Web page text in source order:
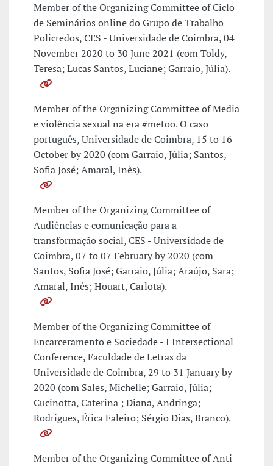
Member of the Organizing Committee of Ciclo
de Seminários online do Grupo de Trabalho
Policredos, CES - Universidade de Coimbra, 04
November 2020 to 30 June 2021 (com Toldy,
Teresa; Lucas Santos, Luciane; Garraio, Júlia).
Member of the Organizing Committee of Media
e violência sexual na era #metoo. O caso
português, Universidade de Coimbra, 15 to 16
October by 2020 (com Garraio, Júlia; Santos,
Sofia José; Amaral, Inês).
Member of the Organizing Committee of
Audiências e comunicação para a
transformação social, CES - Universidade de
Coimbra, 07 to 07 February by 2020 (com
Santos, Sofia José; Garraio, Júlia; Araújo, Sara;
Amaral, Inês; Houart, Carlota).
Member of the Organizing Committee of
Encarceramento e Sociedade - I Intersectional
Conference, Faculdade de Letras da
Universidade de Coimbra, 29 to 31 January by
2020 (com Sales, Michelle; Garraio, Júlia;
Cucinotta, Caterina ; Diana, Andringa;
Rodrigues, Érica Faleiro; Sérgio Dias, Branco).
Member of the Organizing Committee of Anti-